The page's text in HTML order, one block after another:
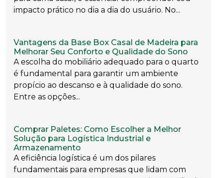
impacto prático no dia a dia do usuário. No...
Vantagens da Base Box Casal de Madeira para
Melhorar Seu Conforto e Qualidade do Sono
A escolha do mobiliário adequado para o quarto
é fundamental para garantir um ambiente
propício ao descanso e à qualidade do sono.
Entre as opções...
Comprar Paletes: Como Escolher a Melhor
Solução para Logística Industrial e
Armazenamento
A eficiência logística é um dos pilares
fundamentais para empresas que lidam com